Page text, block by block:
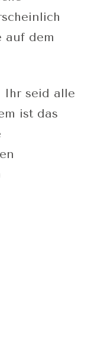
auf dem
Ihr seid alle
ist das